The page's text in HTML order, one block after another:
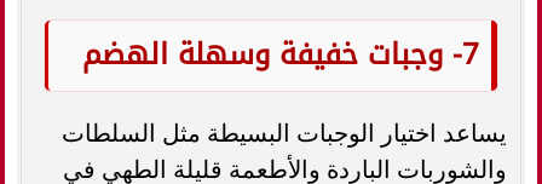
7- وجبات خفيفة وسهلة الهضم
يساعد اختيار الوجبات البسيطة مثل السلطات
والشوربات الباردة والأطعمة قليلة الطهي في